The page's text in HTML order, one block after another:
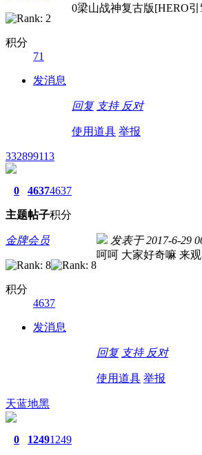
积分
71
发消息
0梁山战神复古版[HERO
回复 支持 反对
使用道具 举报
332899113
0
主题
4637
帖子
4637
积分
金牌会员
积分
4637
发消息
发表于 2017-6-29
呵呵 大家好奇嘛 来
回复 支持 反对
使用道具 举报
天蓝地黑
0 12491249